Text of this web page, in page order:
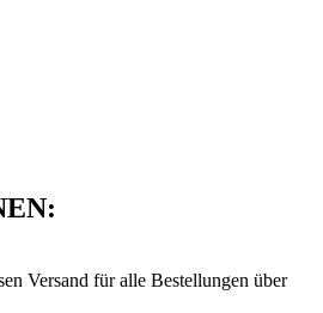
Versand für alle Bestellungen über